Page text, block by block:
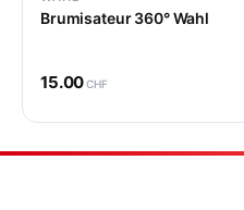
Brumisateur 360° Wahl
15.00CHF